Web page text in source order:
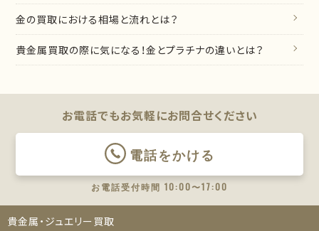
金の買取における相場と流れとは？
貴金属買取の際に気になる！金とプラチナの違いとは？
お電話でもお気軽にお問合せください
電話をかける
お電話受付時間 10:00〜17:00
貴金属・ジュエリー買取